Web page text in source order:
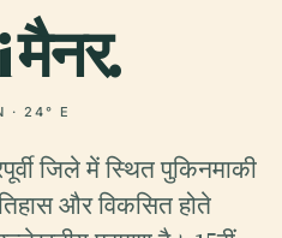
· 24° E
जिले में स्थित पुकिनमाकी
और विकसित होते